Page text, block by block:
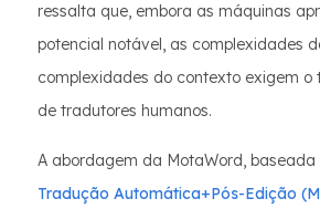
ressalta que, embora as máquinas
potencial notável, as complexidades
complexidades do contexto exigem o
de tradutores humanos.
A abordagem da MotaWord,
Tradução Automática+Pós-Edição